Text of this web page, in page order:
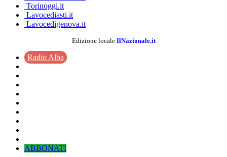
Torinoggi.it
Lavocediasti.it
Lavocedigenova.it
Edizione locale IlNazionale.it
Radio Alba
ABBONATI